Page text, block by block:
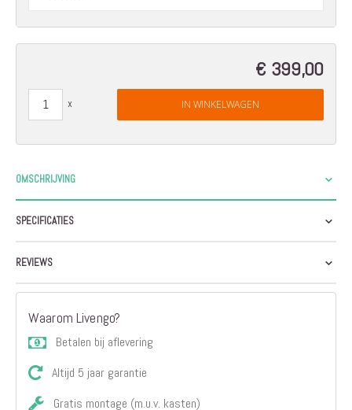
€ 399,00
IN WINKELWAGEN
OMSCHRIJVING
SPECIFICATIES
REVIEWS
Waarom Livengo?
Betalen bij aflevering
Altijd 5 jaar garantie
Gratis montage (m.u.v. kasten)